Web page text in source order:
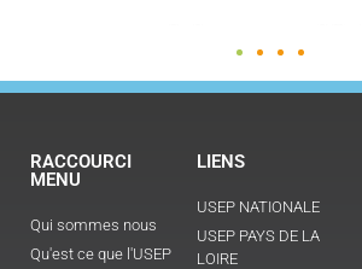
RACCOURCI
MENU
Qui sommes nous
Qu'est ce que l'USEP
LIENS
USEP NATIONALE
USEP PAYS DE LA
LOIRE